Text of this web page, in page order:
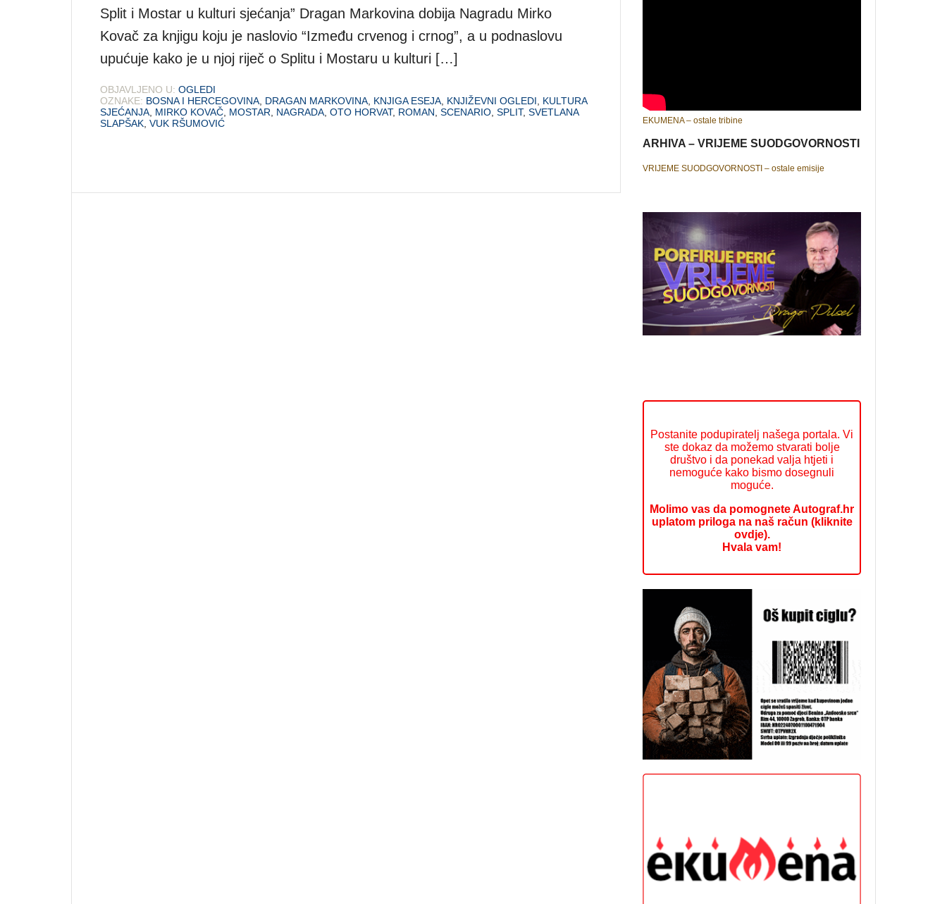
Split i Mostar u kulturi sjećanja” Dragan Markovina dobija Nagradu Mirko
Kovač za knjigu koju je naslovio “Između crvenog i crnog”, a u podnaslovu
upućuje kako je u njoj riječ o Splitu i Mostaru u kulturi […]
OBJAVLJENO U: OGLEDI
OZNAKE: BOSNA I HERCEGOVINA DRAGAN MARKOVINA KNJIGA ESEJA KNJIŽEVNI OGLEDI
KULTURA
SJEĆANJA MIRKO KOVAČ MOSTAR NAGRADA OTO HORVAT, ROMAN SCENARIO SPLIT, SVETLANA
SLAPŠAK VUK RŠUMOVIĆ EKUMENA – ostale tribine
ARHIVA – VRIJEME SUODGOVORNOSTI
VRIJEME SUODGOVORNOSTI – ostale emisije
Postanite podupiratelj našega portala. Vi
ste dokaz da možemo stvarati bolje
društvo i da ponekad valja htjeti i
nemoguće kako bismo dosegnuli
moguće.
Molimo vas da pomognete Autograf.hr
uplatom priloga na naš račun (kliknite
ovdje).
Hvala vam!